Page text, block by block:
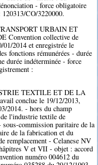
- force obligatoire
CO/3220000.
URBAIN ET
Convention collective de
2014 et enregistrée le
fonctions rémunérées - durée
durée indéterminée - force
:
TEXTILE ET DE LA
conclue le 19/12/2013,
2014. - hors du champ
l'industrie textile de
commission paritaire de la
de la fabrication et du
remplacement - Celanese NV
V et VII - objet : accord
numéro 004612 du